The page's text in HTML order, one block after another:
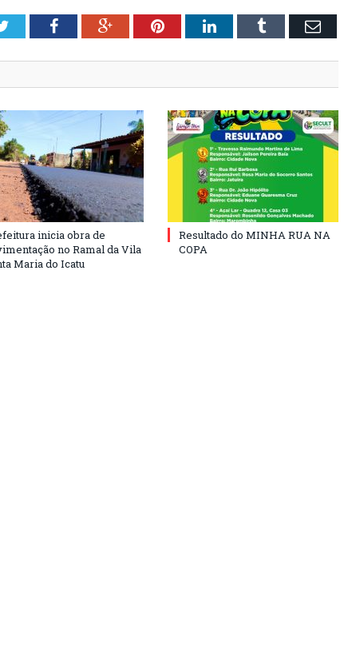
TwitterFacebookGoogle+PinterestLinkedInTumblr Email
inicia obra de
no Ramal da Vila
Maria do Icatu
Resultado do MINHA RUA NA
COPA